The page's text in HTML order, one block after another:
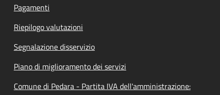
Pagamenti
Riepilogo valutazioni
Segnalazione disservizio
Piano di miglioramento dei servizi
Comune di Pedara - Partita IVA dell'amministrazione: